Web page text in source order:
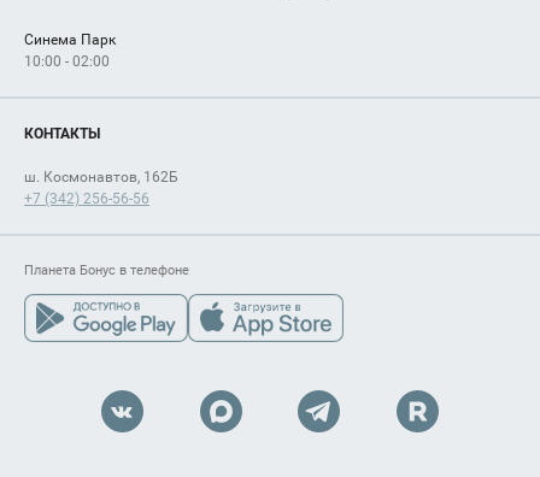
Синема Парк
10:00 - 02:00
КОНТАКТЫ
ш. Космонавтов, 162Б
+7 (342) 256-56-56
Планета Бонус в телефоне